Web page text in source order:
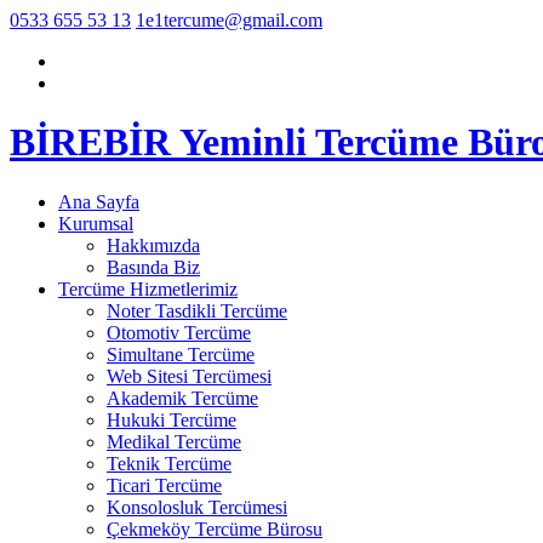
0533 655 53 13 1e1tercume@gmail.com
BİREBİR Yeminli Tercüme
Ana Sayfa
Kurumsal
Hakkımızda
Basında Biz
Tercüme Hizmetlerimiz
Noter Tasdikli Tercüme
Otomotiv Tercüme
Simultane Tercüme
Web Sitesi Tercümesi
Akademik Tercüme
Hukuki Tercüme
Medikal Tercüme
Teknik Tercüme
Ticari Tercüme
Konsolosluk Tercümesi
Çekmeköy Tercüme Bürosu